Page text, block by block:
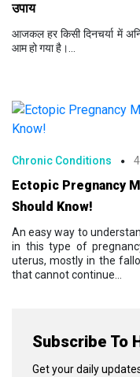
Subscribe To
Get your daily
उपाय
आजकल हर किसी दिनचर्या में
आम हो गया है।...
Chronic Conditions
Ectopic Pregnancy
Should Know!
An easy way to
in this type of
uterus, mostly in the
that cannot continue...